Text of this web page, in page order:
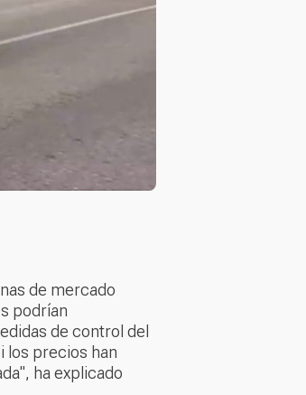
de mercado
podrían
de control del
los precios han
ha explicado